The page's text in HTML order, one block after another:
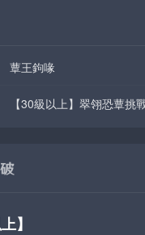
蕈王鉤喙
【30級以上】翠翎恐蕈挑
】